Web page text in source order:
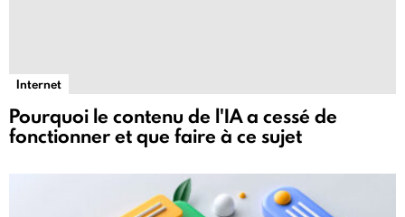
Internet
Pourquoi le contenu de l'IA a cessé de
fonctionner et que faire à ce sujet